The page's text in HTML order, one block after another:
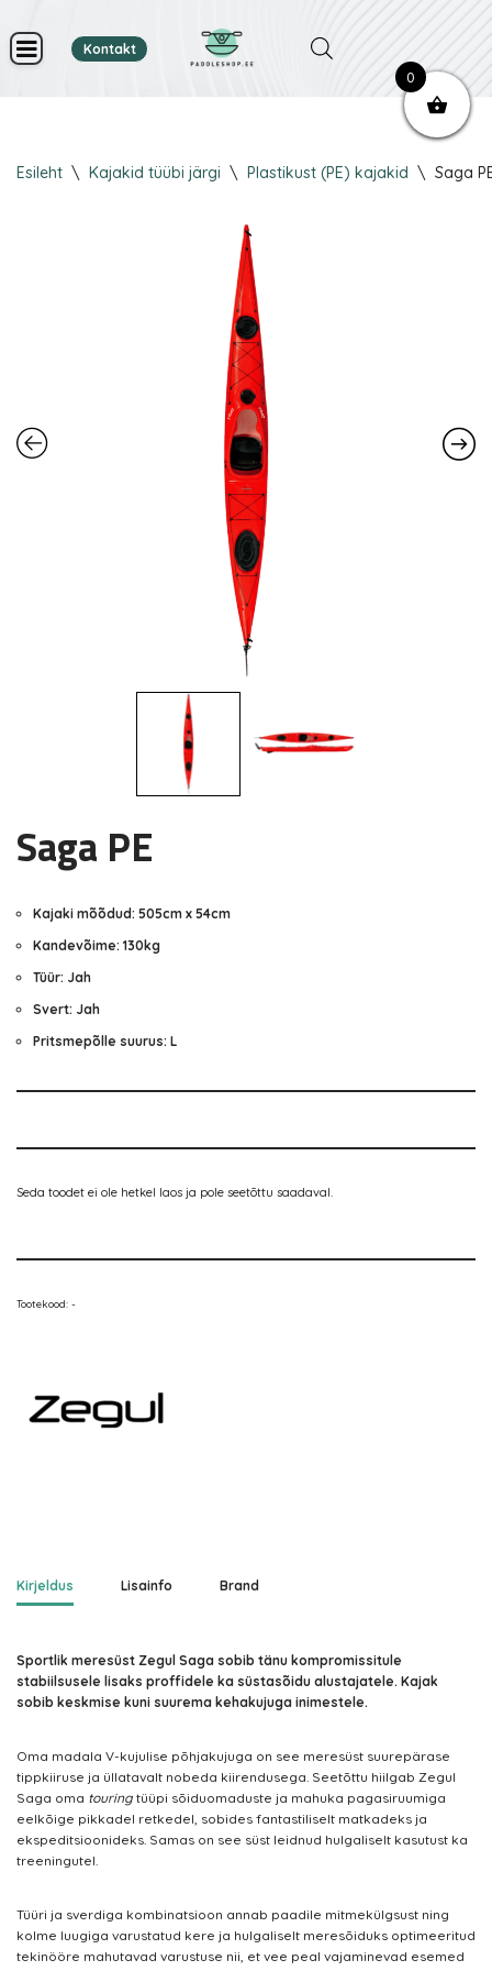
Skip
content
Kontakt
Esileht \ Kajakid tüübi järgi \ Plastikust (PE) kajakid \ Saga
Saga PE
Kajaki mõõdud: 505cm x 54cm
Kandevõime: 130kg
Tüür: Jah
Svert: Jah
Pritsmepõlle suurus: L
Seda toodet ei ole hetkel laos ja pole seetõttu saadaval.
Tootekood: -
Kirjeldus Lisainfo Brand
Sportlik meresüst Zegul Saga sobib tänu kompromissitule
stabiilsusele lisaks proffidele ka süstasõidu alustajatele. Kajak
sobib keskmise kuni suurema kehakujuga inimestele.
Oma madala V-kujulise põhjakujuga on see meresüst suurepärase
tippkiiruse ja üllatavalt nobeda kiirendusega. Seetõttu hiilgab Zegul
Saga oma touring tüüpi sõiduomaduste ja mahuka pagasiruumiga
eelkõige pikkadel retkedel, sobides fantastiliselt matkadeks ja
ekspeditsioonideks. Samas on see süst leidnud hulgaliselt kasutust ka
treeningutel.
Tüüri ja sverdiga kombinatsioon annab paadile mitmekülgsust ning
kolme luugiga varustatud kere ja hulgaliselt meresõiduks optimeeritud
tekinööre mahutavad varustuse nii, et vee peal vajaminevad esemed
0